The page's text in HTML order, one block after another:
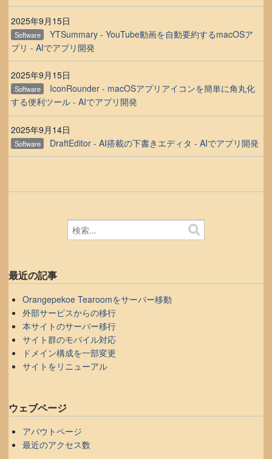
2025年9月15日
Software
YTSummary - YouTube動画を自動要約するmacOSア
プリ - AIでアプリ開発
2025年9月15日
Software
IconRounder - macOSアプリアイコンを簡単に角丸化
する便利ツール - AIでアプリ開発
2025年9月14日
Software DraftEditor - AI搭載の下書きエディタ - AIでアプリ開発
最近の記事
Orangepekoe Tearoomをサーバー移動
外部サービスからの移行
本サイトのサーバー移行
サイト群のモバイル対応
ドメイン構成を一部変更
サイトをリニューアル
ウェブページ
アバウトページ
最近のアクセス数